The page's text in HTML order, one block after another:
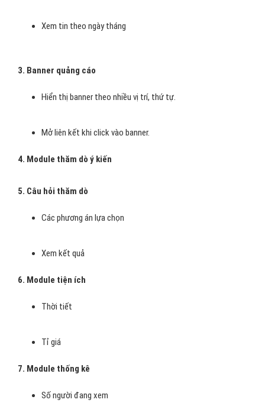
Xem tin theo ngày tháng
3. Banner quảng cáo
Hiển thị banner theo nhiều vị trí, thứ tự.
Mở liên kết khi click vào banner.
4. Module thăm dò ý kiến
5. Câu hỏi thăm dò
Các phương án lựa chọn
Xem kết quả
6. Module tiện ích
Thời tiết
Tỉ giá
7. Module thống kê
Số người đang xem